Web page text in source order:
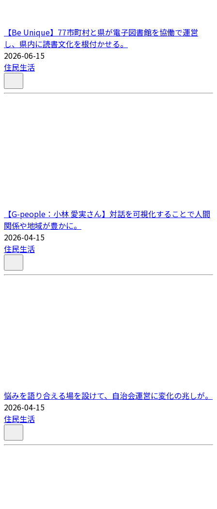
【Be Unique】77市町村と県が電子図書館を協働で運営
し、県内に読書文化を根付かせる。
2026-06-15
住民生活
【G-people：小林 愛実さん】対話を可視化することで人間
関係や地域が豊かに。
2026-04-15
住民生活
悩みを語り合える場を設けて、自治会運営に変化の兆しが。
2026-04-15
住民生活